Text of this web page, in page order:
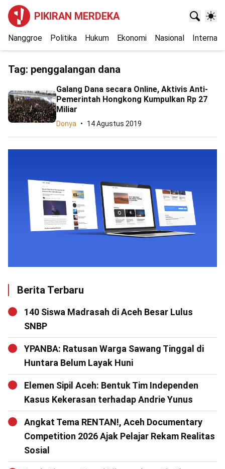
PIKIRAN MERDEKA
Nanggroe Politika Hukum Ekonomi Nasional
Tag: penggalangan dana
Galang Dana secara Online, Aktivis Anti-
Pemerintah Hongkong Kumpulkan Rp 27
Miliar
Donya 14 Agustus 2019
Berita Terbaru
140 Siswa Madrasah di Aceh Besar Lulus
SNBP
YPANBA: Ratusan Warga Sawang Tinggal di
Huntara Belum Layak Huni
Elemen Sipil Aceh: Bentuk Tim Independen
Kasus Kekerasan terhadap Andrie Yunus
Angkat Tema RENTAN!, Aceh Documentary
Competition 2026 Ajak Pelajar Rekam Realitas
Sosial